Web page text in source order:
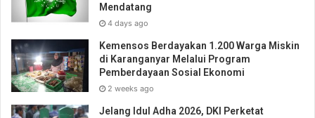
Mendatang
4 days ago
Kemensos Berdayakan 1.200 Warga Miskin
di Karanganyar Melalui Program
Pemberdayaan Sosial Ekonomi
2 weeks ago
Jelang Idul Adha 2026, DKI Perketat